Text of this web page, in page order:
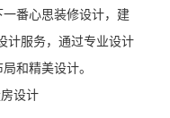
番心思装修设计，建
计服务，通过专业设计
和精美设计。
设计